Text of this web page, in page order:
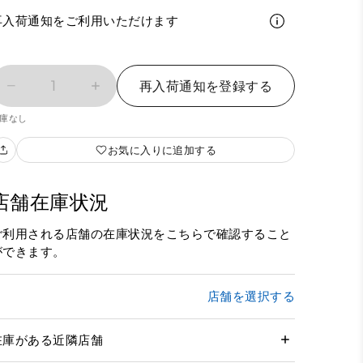
入荷通知をご利用いただけます
1 再入荷通知を登録する
なし
お気に入りに追加する
舗在庫状況
利用される店舗の在庫状況をこちらで確認すること
きます。
店舗を選択する
庫がある近隣店舗